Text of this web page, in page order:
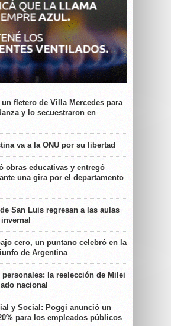
fletero de Villa Mercedes para
y lo secuestraron en
va a la ONU por su libertad
obras educativas y entregó
una gira por el departamento
San Luis regresan a las aulas
cero, un puntano celebró en la
de Argentina
personales: la reelección de Milei
nacional
y Social: Poggi anunció un
para los empleados públicos